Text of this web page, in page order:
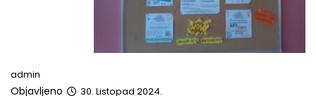
admin
Objavljeno 30. Listopad 2024.